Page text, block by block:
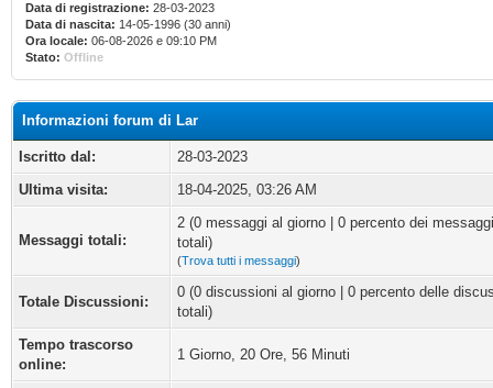
Data di registrazione: 28-03-2023
Data di nascita: 14-05-1996 (30 anni)
Ora locale: 06-08-2026 e 09:10 PM
Stato: Offline
Informazioni forum di Lar
Iscritto dal:
28-03-2023
Ultima visita:
18-04-2025, 03:26 AM
Messaggi totali:
2 (0 messaggi al giorno | 0 percento dei messaggi
totali)
(Trova tutti i messaggi)
Totale Discussioni:
0 (0 discussioni al giorno | 0 percento delle
totali)
Tempo trascorso
online:
1 Giorno, 20 Ore, 56 Minuti